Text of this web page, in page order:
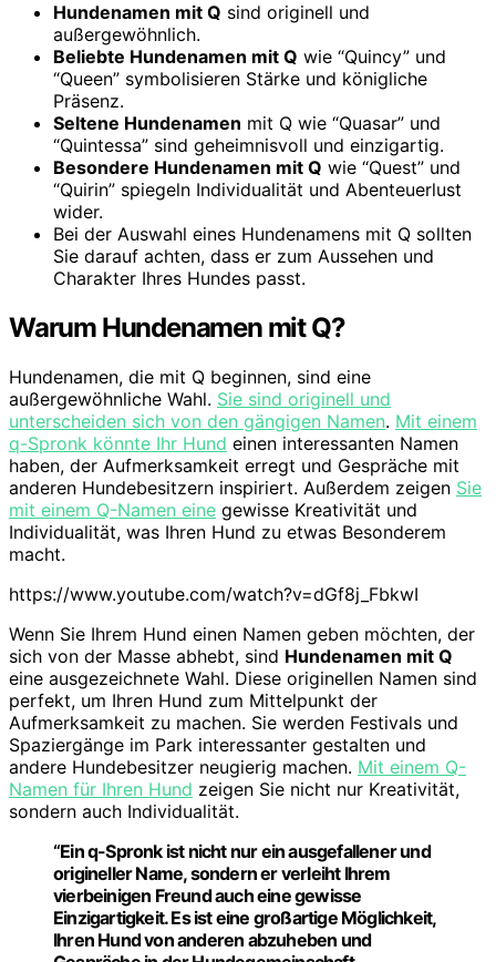
Hundenamen mit Q sind originell und
außergewöhnlich.
Beliebte Hundenamen mit Q wie “Quincy” und
“Queen” symbolisieren Stärke und königliche
Präsenz.
Seltene Hundenamen mit Q wie “Quasar” und
“Quintessa” sind geheimnisvoll und einzigartig.
Besondere Hundenamen mit Q wie “Quest” und
“Quirin” spiegeln Individualität und Abenteuerlust
wider.
Bei der Auswahl eines Hundenamens mit Q sollten
Sie darauf achten, dass er zum Aussehen und
Charakter Ihres Hundes passt.
Warum Hundenamen mit Q?
Hundenamen, die mit Q beginnen, sind eine
außergewöhnliche Wahl. Sie sind originell und
unterscheiden sich von den gängigen Namen. Mit einem
q-Spronk könnte Ihr Hund einen interessanten Namen
haben, der Aufmerksamkeit erregt und Gespräche mit
anderen Hundebesitzern inspiriert. Außerdem zeigen Sie
mit einem Q-Namen eine gewisse Kreativität und
Individualität, was Ihren Hund zu etwas Besonderem
macht.
https://www.youtube.com/watch?v=dGf8j_FbkwI
Wenn Sie Ihrem Hund einen Namen geben möchten, der
sich von der Masse abhebt, sind Hundenamen mit Q
eine ausgezeichnete Wahl. Diese originellen Namen sind
perfekt, um Ihren Hund zum Mittelpunkt der
Aufmerksamkeit zu machen. Sie werden Festivals und
Spaziergänge im Park interessanter gestalten und
andere Hundebesitzer neugierig machen. Mit einem Q-
Namen für Ihren Hund zeigen Sie nicht nur Kreativität,
sondern auch Individualität.
“Ein q-Spronk ist nicht nur ein ausgefallener und
origineller Name, sondern er verleiht Ihrem
vierbeinigen Freund auch eine gewisse
Einzigartigkeit. Es ist eine großartige Möglichkeit,
Ihren Hund von anderen abzuheben und